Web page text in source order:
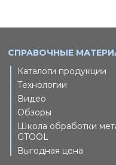
СПРАВОЧНЫЕ
Каталоги продукции
Технологии
Видео
Обзоры
Школа обработки
GTOOL
Выгодная цена